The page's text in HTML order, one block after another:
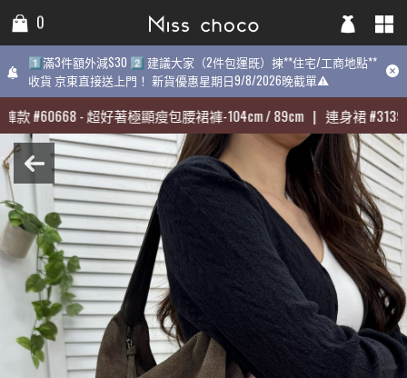
0
1️⃣滿3件額外減$30 2️⃣ 建議大家（2件包運既）揀**住宅/工商地點**
收貨 京東直接送上門！ 新貨優惠星期日9/8/2026晚截單⚠️
款#60668-超好著極顯瘦包腰裙褲-104cm / 89cm | 連身裙#31398
0
1️⃣滿3件額外減$30 2️⃣ 建議大家（2件包運既）揀**住宅/工商地點**
收貨 京東直接送上門！ 新貨優惠星期日9/8/2026晚截單⚠️
款#60668-超好著極顯瘦包腰裙褲-104cm / 89cm | 連身裙#31398
1️⃣滿3件額外減$30 2️⃣ 建議大家（2件包運既）揀**住宅/工商地點**
9/8/2026晚截單⚠️
熱賣: 褲款#60668-超好著極顯瘦包腰裙褲-104cm / 89cm | 連身裙